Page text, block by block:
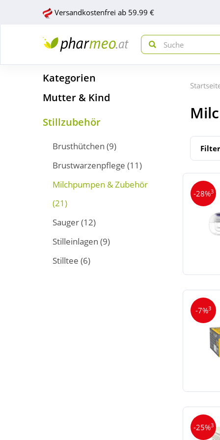
Versandkostenfrei ab 59.99 €
Kategorien
Mutter & Kind
Stillzubehör
Brusthütchen (9)
Brustwarzenpflege (11)
Milchpumpen & Zubehör
(21)
Sauger(12)
Stilleinlagen (9)
Stilltee (6)
-28%3
-7%3
-25%3